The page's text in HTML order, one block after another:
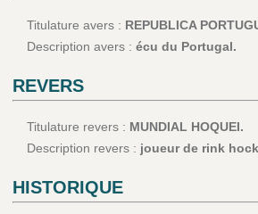
Titulature avers : REPUBLICA
Description avers : écu du Portugal.
REVERS
Titulature revers : MUNDIAL HOQUEI.
Description revers : joueur de rink
HISTORIQUE